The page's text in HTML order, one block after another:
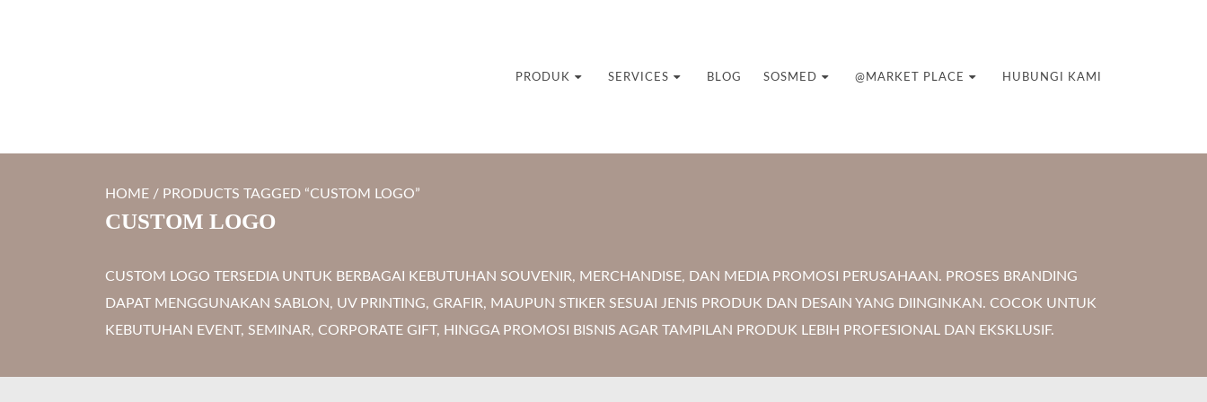
PRODUK SERVICES BLOG SOSMED @MARKET PLACE HUBUNGI KAMI
HOME / PRODUCTS TAGGED “CUSTOM LOGO”
CUSTOM LOGO
CUSTOM LOGO TERSEDIA UNTUK BERBAGAI KEBUTUHAN SOUVENIR, MERCHANDISE, DAN MEDIA PROMOSI PERUSAHAAN. PROSES BRANDING
DAPAT MENGGUNAKAN SABLON, UV PRINTING, GRAFIR, MAUPUN STIKER SESUAI JENIS PRODUK DAN DESAIN YANG DIINGINKAN. COCOK UNTUK
KEBUTUHAN EVENT, SEMINAR, CORPORATE GIFT, HINGGA PROMOSI BISNIS AGAR TAMPILAN PRODUK LEBIH PROFESIONAL DAN EKSKLUSIF.